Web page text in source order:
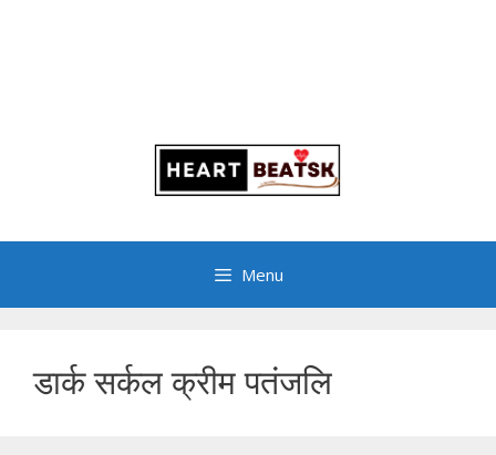
Menu
डार्क सर्कल क्रीम पतंजलि